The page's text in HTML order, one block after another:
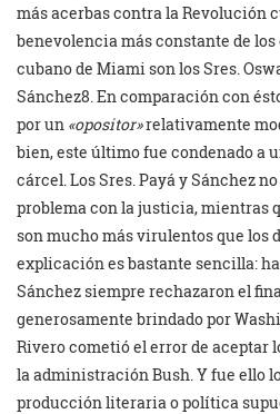
más acerbas contra la Revolución
benevolencia más constante de
cubano de Miami son los Sres.
Sánchez8. En comparación con
por un «opositor»relativamente
bien, este último fue condenado a
cárcel. Los Sres. Payá y Sánchez
problema con la justicia, mientras
son mucho más virulentos que los
explicación es bastante sencilla:
Sánchez siempre rechazaron el
generosamente brindado por
Rivero cometió el error de aceptar
la administración Bush. Y fue ello
producción literaria o política